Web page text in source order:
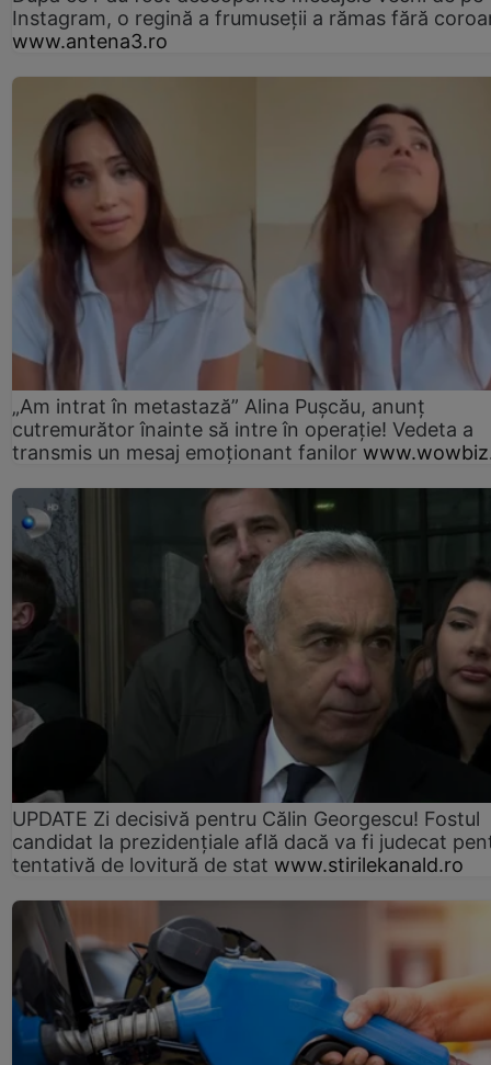
Instagram, o regină a frumuseții a rămas fără
www.antena3.ro
„Am intrat în metastază” Alina Pușcău, anunț
cutremurător înainte să intre în operație! Vedeta a
transmis un mesaj emoționant fanilor
UPDATE Zi decisivă pentru Călin Georgescu! Fostul
candidat la prezidențiale află dacă va fi judecat
tentativă de lovitură de stat www.stirilekanald.ro